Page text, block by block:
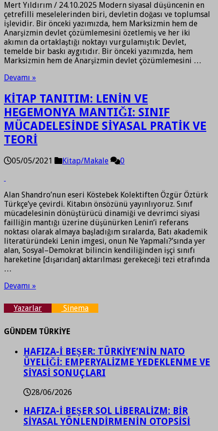
Mert Yıldırım / 24.10.2025 Modern siyasal düşüncenin en
çetrefilli meselelerinden biri, devletin doğası ve toplumsal
işlevidir. Bir önceki yazımızda, hem Marksizmin hem de
Anarşizmin devlet çözümlemesini özetlemiş ve her iki
akımın da ortaklaştığı noktayı vurgulamıştık: Devlet,
temelde bir baskı aygıtıdır. Bir önceki yazımızda, hem
Marksizmin hem de Anarşizmin devlet çözümlemesini …
Devamı »
KİTAP TANITIM: LENİN VE
HEGEMONYA MANTIĞI: SINIF
MÜCADELESİNDE SİYASAL PRATİK VE
TEORİ
05/05/2021 Kitap/Makale 0
Alan Shandro’nun eseri Köstebek Kolektiften Özgür Öztürk
Türkçe’ye çevirdi. Kitabın önsözünü yayınlıyoruz. Sınıf
mücadelesinin dönüştürücü dinamiği ve devrimci siyasi
failliğin mantığı üzerine düşünürken Lenin’i referans
noktası olarak almaya başladığım sıralarda, Batı akademik
literatüründeki Lenin imgesi, onun Ne Yapmalı?’sında yer
alan, Sosyal–Demokrat bilincin kendiliğinden işçi sınıfı
hareketine [dışarıdan] aktarılması gerekeceği tezi etrafında
…
Devamı »
Yazarlar Sinema
GÜNDEM TÜRKİYE
HAFIZA-İ BEŞER: TÜRKİYE’NİN NATO
ÜYELİĞİ: EMPERYALİZME YEDEKLENME VE
SİYASİ SONUÇLARI
28/06/2026
HAFIZA-İ BEŞER SOL LİBERALİZM: BİR
SİYASAL YÖNLENDİRMENİN OTOPSİSİ